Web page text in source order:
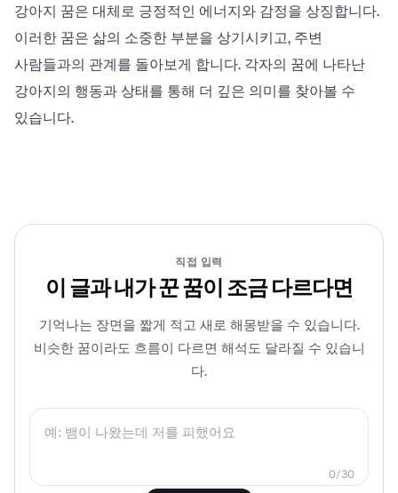
강아지 꿈은 대체로 긍정적인 에너지와 감정을 상징합니다.
이러한 꿈은 삶의 소중한 부분을 상기시키고, 주변
사람들과의 관계를 돌아보게 합니다. 각자의 꿈에 나타난
강아지의 행동과 상태를 통해 더 깊은 의미를 찾아볼 수
있습니다.
직접 입력
이 글과 내가 꾼 꿈이 조금 다르다면
기억나는 장면을 짧게 적고 새로 해몽받을 수 있습니다.
비슷한 꿈이라도 흐름이 다르면 해석도 달라질 수 있습니
다.
0/30